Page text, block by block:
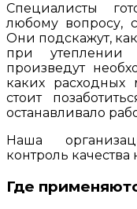
Специалисты
любому вопросу,
Они подскажут,
при
произведут
каких расходных
стоит
останавливало
Наша
контроль
Где